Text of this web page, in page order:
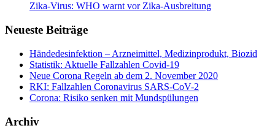
Zika-Virus: WHO warnt vor Zika-Ausbreitung
Neueste Beiträge
Händedesinfektion – Arzneimittel, Medizinprodukt, Biozid
Statistik: Aktuelle Fallzahlen Covid-19
Neue Corona Regeln ab dem 2. November 2020
RKI: Fallzahlen Coronavirus SARS-CoV-2
Corona: Risiko senken mit Mundspülungen
Archiv